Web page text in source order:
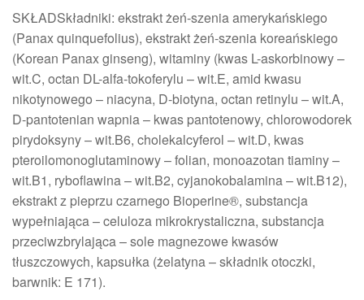
SKŁADSkładniki: ekstrakt żeń-szenia amerykańskiego
(Panax quinquefolius), ekstrakt żeń-szenia koreańskiego
(Korean Panax ginseng), witaminy (kwas L-askorbinowy –
wit.C, octan DL-alfa-tokoferylu – wit.E, amid kwasu
nikotynowego – niacyna, D-biotyna, octan retinylu – wit.A,
D-pantotenian wapnia – kwas pantotenowy, chlorowodorek
pirydoksyny – wit.B6, cholekalcyferol – wit.D, kwas
pteroilomonoglutaminowy – folian, monoazotan tiaminy –
wit.B1, ryboflawina – wit.B2, cyjanokobalamina – wit.B12),
ekstrakt z pieprzu czarnego Bioperine®, substancja
wypełniająca – celuloza mikrokrystaliczna, substancja
przeciwzbrylająca – sole magnezowe kwasów
tłuszczowych, kapsułka (żelatyna – składnik otoczki,
barwnik: E 171).